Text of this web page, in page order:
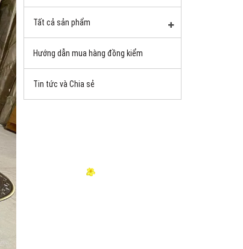
Tất cả sản phẩm
Hướng dẫn mua hàng đồng kiểm
Tin tức và Chia sẻ